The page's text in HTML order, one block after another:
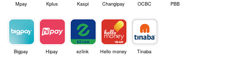
Mpay Kplus Kaspi Changipay OCBC PBB
Bigpay Hipay ezlink Hello money Tinaba